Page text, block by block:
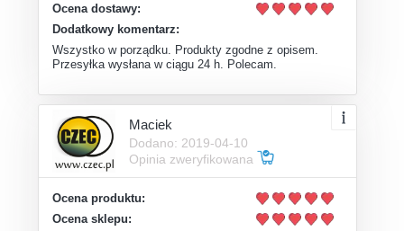
Ocena dostawy:
Dodatkowy komentarz:
Wszystko w porządku. Produkty zgodne z opisem.
Przesyłka wysłana w ciągu 24 h. Polecam.
Maciek
Dodano: 2019-04-10
Opinia zweryfikowana
Ocena produktu:
Ocena sklepu: